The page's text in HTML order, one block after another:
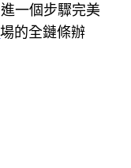
一個步驟完美
場的全鏈條辦